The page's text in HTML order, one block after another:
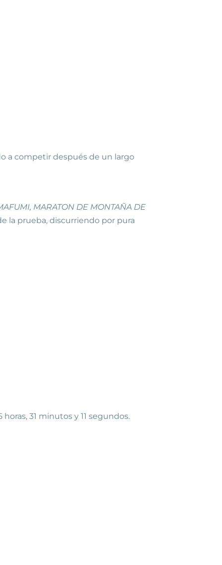
a competir después de un largo
MARATON DE MONTAÑA DE
la prueba, discurriendo por pura
31 minutos y 11 segundos.